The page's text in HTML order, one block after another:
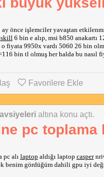
ay önce işlemciler yavaştan
6 bin e alıp, msi b850 anakartı
fiyata 9950x vardı 5060 26 bin
bin tl olmuş her halda bu nasıl
Favorilere Ekle
altına konu açtı.
pc toplama
pc alı laptop aldığı laptop casper
benim gördüğüm dahili gpu iyi